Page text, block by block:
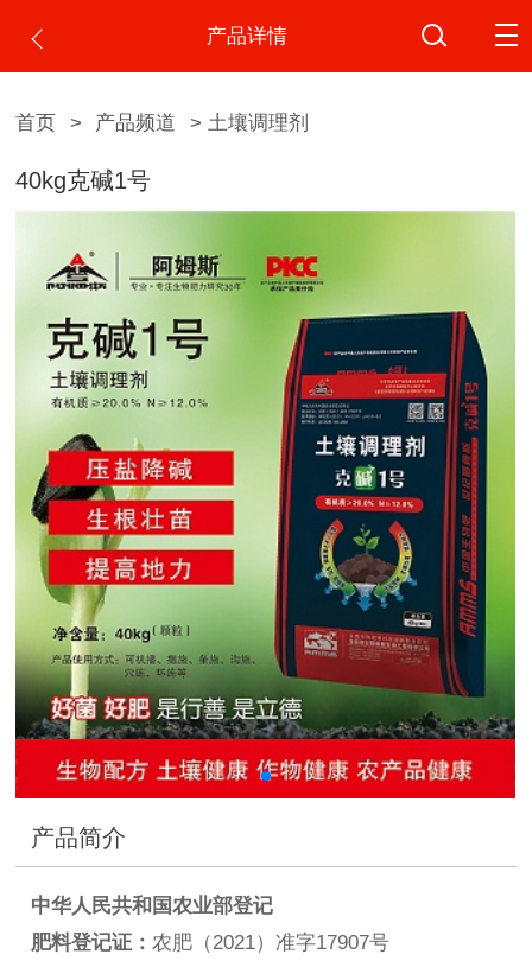
产品详情
首页 > 产品频道 > 土壤调理剂
40kg克碱1号
产品简介
中华人民共和国农业部登记
肥料登记证：农肥（2021）准字17907号